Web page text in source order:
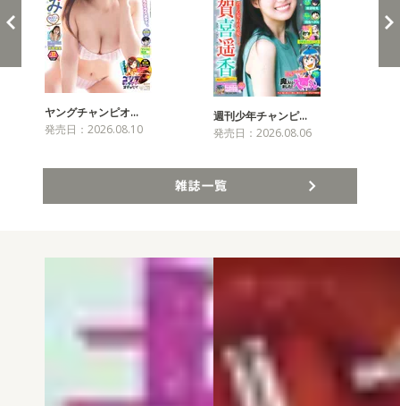
ヤングチャンピオ…
発売日：2026.08.10
週刊少年チャンピ…
発売日：2026.08.06